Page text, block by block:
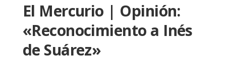
El Mercurio | Opinión:
«Reconocimiento a Inés
de Suárez»